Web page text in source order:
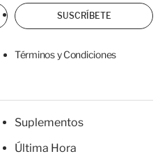
SUSCRÍBETE
Términos y Condiciones
Suplementos
Última Hora